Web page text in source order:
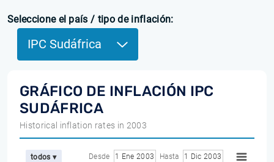
Seleccione el país / tipo de inflación:
IPC Sudáfrica
GRÁFICO DE INFLACIÓN IPC
SUDÁFRICA
Historical inflation rates in 2003
todos ▾ Desde 1 Ene 2003 Hasta 1 Dic 2003